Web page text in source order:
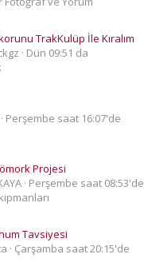
TrakKulüp İle Kıralım
Dün 09:51 da
Perşembe saat 16:07'de
Projesi
Perşembe saat 08:53'de
Tavsiyesi
Çarşamba saat 20:15'de